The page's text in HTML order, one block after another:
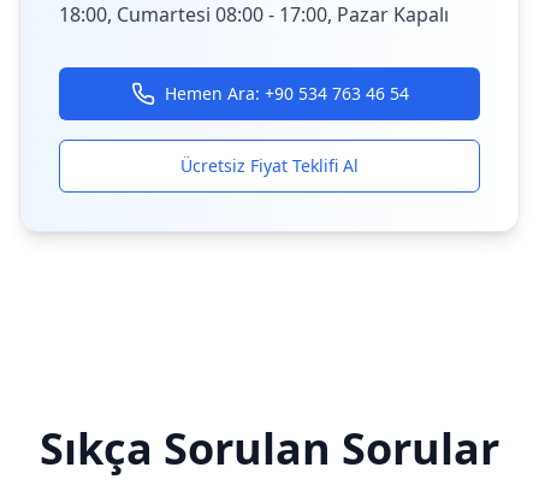
18:00, Cumartesi 08:00 - 17:00, Pazar Kapalı
Hemen Ara: +90 534 763 46 54
Ücretsiz Fiyat Teklifi Al
Sıkça Sorulan Sorular